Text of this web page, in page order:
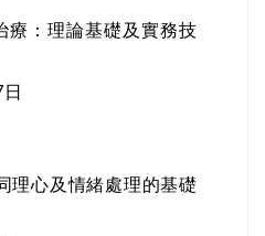
療：理論基礎及實務技
理心及情緒處理的基礎